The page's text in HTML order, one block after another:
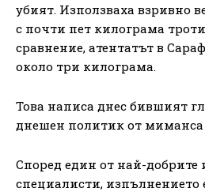
убият. Използваха взривно
с почти пет килограма
сравнение, атентатът в
около три килограма.
Това написа днес бившият
днешен политик от миманса
Според един от най-добрите
специалисти, изпълнението